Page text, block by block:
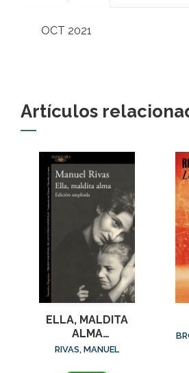
OCT 2021
Artículos
ELLA, MALDITA
ALMA
(ED.AMPLIADA)
RIVAS, MANUEL